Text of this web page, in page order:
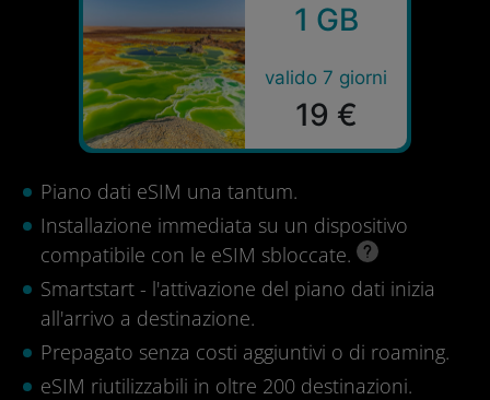
1 GB
valido 7 giorni
19 €
Piano dati eSIM una tantum.
Installazione immediata su un dispositivo
compatibile con le eSIM sbloccate.
Smartstart - l'attivazione del piano dati inizia
all'arrivo a destinazione.
Prepagato senza costi aggiuntivi o di roaming.
eSIM riutilizzabili in oltre 200 destinazioni.